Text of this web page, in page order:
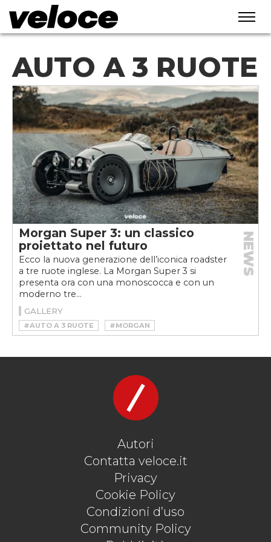
AUTO A 3 RUOTE
Morgan Super 3: un classico
proiettato nel futuro
Ecco la nuova generazione dell’iconica roadster
a tre ruote inglese. La Morgan Super 3 si
presenta ora con una monoscocca e con un
moderno tre...
NEWS
GALLERY
#AUTO A 3 RUOTE
#MORGAN
#MORGAN 3 WHEELER
Autori
Contatta veloce.it
Privacy
Cookie Policy
Condizioni d’uso
Community Policy